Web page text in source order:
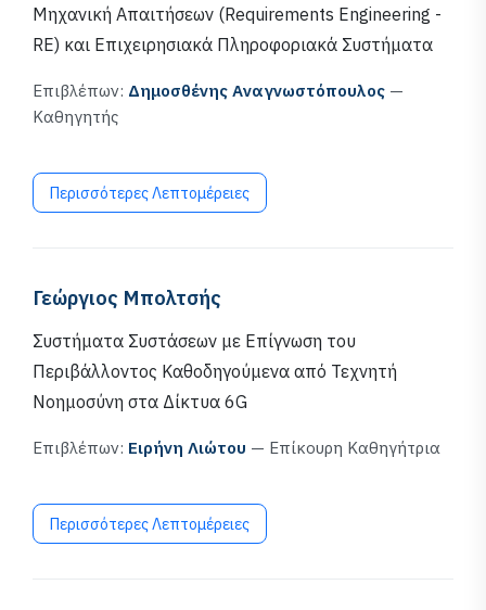
Μηχανική Απαιτήσεων (Requirements Engineering -
RE) και Επιχειρησιακά Πληροφοριακά Συστήματα
Επιβλέπων: Δημοσθένης Αναγνωστόπουλος —
Καθηγητής
Περισσότερες Λεπτομέρειες
Γεώργιος Μπολτσής
Συστήματα Συστάσεων με Επίγνωση του
Περιβάλλοντος Καθοδηγούμενα από Τεχνητή
Νοημοσύνη στα Δίκτυα 6G
Επιβλέπων: Ειρήνη Λιώτου — Επίκουρη Καθηγήτρια
Περισσότερες Λεπτομέρειες